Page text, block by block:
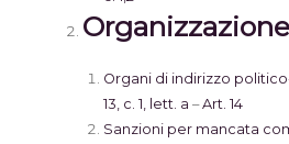
Organizzazione
Organi di indirizzo
13, c. 1, lett. a –Art. 14
Sanzioni per mancata